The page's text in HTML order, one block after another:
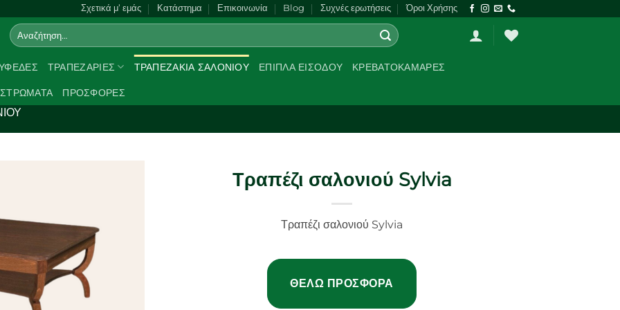
Σχετικά μ’ εμάς Κατάστημα Επικοινωνία Blog Συχνές ερωτήσεις Όροι Χρήσης
Αναζήτηση
για:
ΤΡΑΠΕΖΑΡΊΕΣ ΤΡΑΠΕΖΆΚΙΑ ΣΑΛΟΝΙΟΎ ΈΠΙΠΛΑ ΕΙΣΌΔΟΥ ΚΡΕΒΑΤΟΚΆΜΑΡΕΣ
ΣΤΡΏΜΑΤΑ ΠΡΟΣΦΟΡΈΣ
αγαπημένα
Τραπέζι σαλονιού Sylvia
Τραπέζι σαλονιού Sylvia
ΘΈΛΩ ΠΡΟΣΦΟΡΆ